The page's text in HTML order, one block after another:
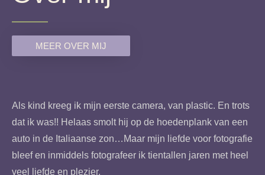
MEER OVER MIJ
Als kind kreeg ik mijn eerste camera, van plastic. En trots
dat ik was!! Helaas smolt hij op de hoedenplank van een
auto in de Italiaanse zon…Maar mijn liefde voor fotografie
bleef en inmiddels fotografeer ik tientallen jaren met heel
veel liefde en plezier.